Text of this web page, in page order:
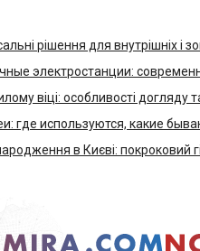
рішення для внутрішніх і
электростанции:
віці: особливості догляду
где используются, какие
в Києві: покроковий